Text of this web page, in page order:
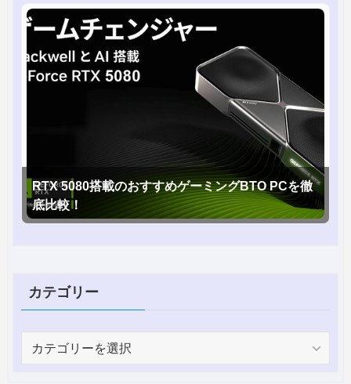
RTX 5080搭載のおすすめゲーミングBTO PCを徹
底比較！
カテゴリー